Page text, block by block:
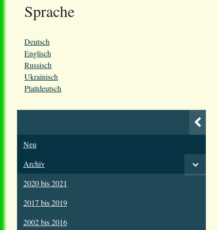
Sprache
Deutsch
Englisch
Russisch
Ukrainisch
Plattdeutsch
Neu
Archiv
2020 bis 2021
2017 bis 2019
2002 bis 2016